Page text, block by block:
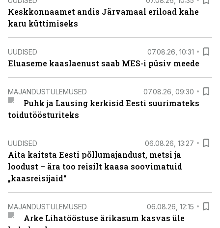
Keskkonnaamet andis Järvamaal eriload kahe
karu küttimiseks
UUDISED 07.08.26, 10:31
Eluaseme kaaslaenust saab MES-i püsiv meede
MAJANDUSTULEMUSED 07.08.26, 09:30
Puhk ja Lausing kerkisid Eesti suurimateks
toidutöösturiteks
UUDISED 06.08.26, 13:27
Aita kaitsta Eesti põllumajandust, metsi ja
loodust – ära too reisilt kaasa soovimatuid
„kaasreisijaid“
MAJANDUSTULEMUSED 06.08.26, 12:15
Arke Lihatööstuse ärikasum kasvas üle